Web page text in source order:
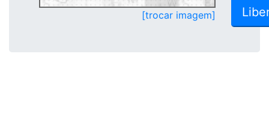
[trocar imagem]